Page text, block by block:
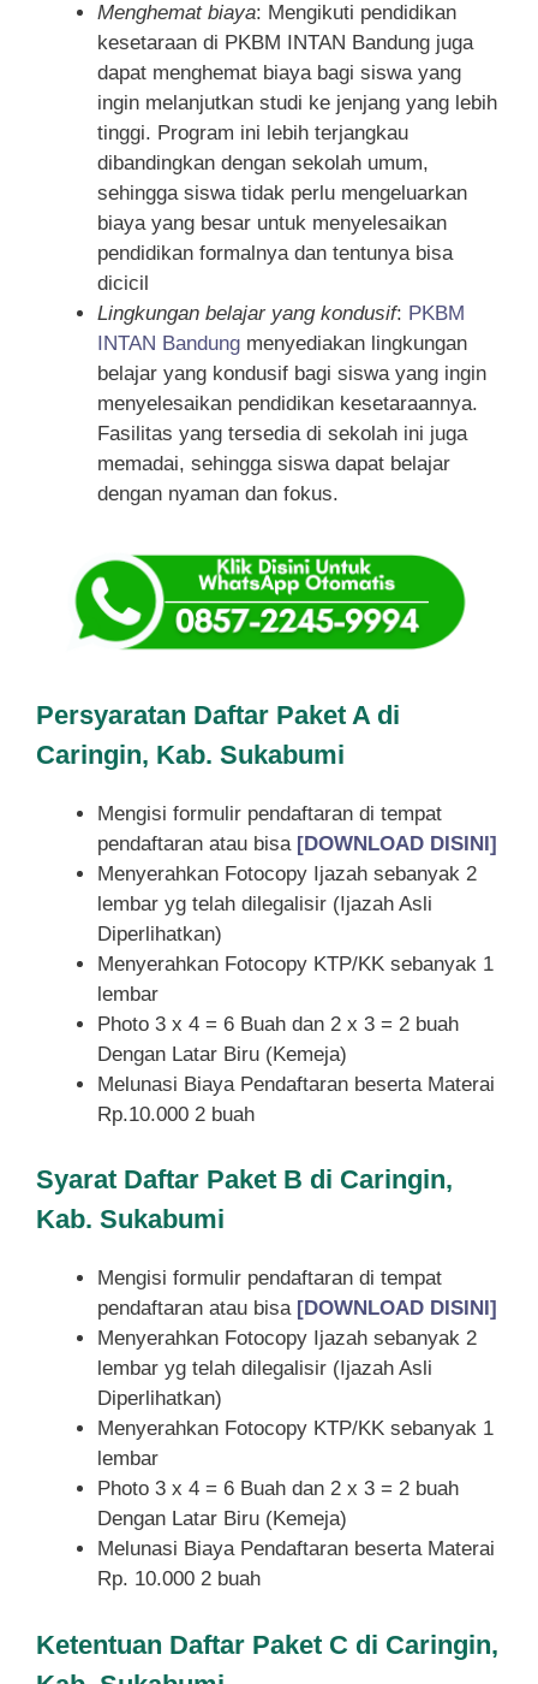
Menghemat biaya: Mengikuti pendidikan
kesetaraan di PKBM INTAN Bandung juga
dapat menghemat biaya bagi siswa yang
ingin melanjutkan studi ke jenjang yang lebih
tinggi. Program ini lebih terjangkau
dibandingkan dengan sekolah umum,
sehingga siswa tidak perlu mengeluarkan
biaya yang besar untuk menyelesaikan
pendidikan formalnya dan tentunya bisa
dicicil
Lingkungan belajar yang kondusif: PKBM
INTAN Bandung menyediakan lingkungan
belajar yang kondusif bagi siswa yang ingin
menyelesaikan pendidikan kesetaraannya.
Fasilitas yang tersedia di sekolah ini juga
memadai, sehingga siswa dapat belajar
dengan nyaman dan fokus.
Persyaratan Daftar Paket A di
Caringin, Kab. Sukabumi
Mengisi formulir pendaftaran di tempat
pendaftaran atau bisa [DOWNLOAD DISINI]
Menyerahkan Fotocopy Ijazah sebanyak 2
lembar yg telah dilegalisir (Ijazah Asli
Diperlihatkan)
Menyerahkan Fotocopy KTP/KK sebanyak 1
lembar
Photo 3 x 4 = 6 Buah dan 2 x 3 = 2 buah
Dengan Latar Biru (Kemeja)
Melunasi Biaya Pendaftaran beserta Materai
Rp.10.000 2 buah
Syarat Daftar Paket B di Caringin,
Kab. Sukabumi
Mengisi formulir pendaftaran di tempat
pendaftaran atau bisa [DOWNLOAD DISINI]
Menyerahkan Fotocopy Ijazah sebanyak 2
lembar yg telah dilegalisir (Ijazah Asli
Diperlihatkan)
Menyerahkan Fotocopy KTP/KK sebanyak 1
lembar
Photo 3 x 4 = 6 Buah dan 2 x 3 = 2 buah
Dengan Latar Biru (Kemeja)
Melunasi Biaya Pendaftaran beserta Materai
Rp. 10.000 2 buah
Ketentuan Daftar Paket C di Caringin,